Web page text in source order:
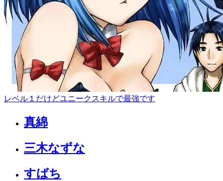
レベル１だけどユニークスキルで最強です
真綿
三木なずな
すばち